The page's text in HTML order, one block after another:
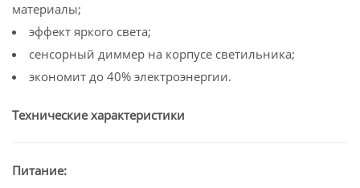
материалы;
эффект яркого света;
сенсорный диммер на корпусе светильника;
экономит до 40% электроэнергии.
Технические характеристики
Питание: